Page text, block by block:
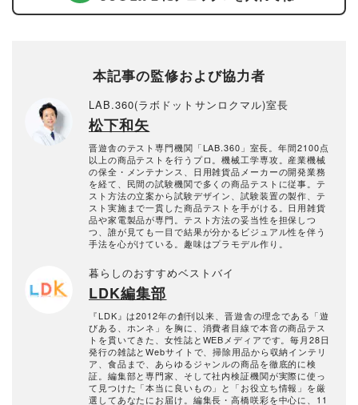
本記事の監修および協力者
LAB.360(ラボドットサンロクマル)室長
松下和矢
晋遊舎のテスト専門機関「LAB.360」室長。年間2100点
以上の商品テストを行うプロ。機械工学専攻。産業機械
の保全・メンテナンス、日用雑貨品メーカーの開発業務
を経て、民間の試験機関で多くの商品テストに従事。テ
スト方法の立案から試験デザイン、試験装置の製作、テ
スト実施まで一貫した商品テストを手がける。日用雑貨
品や家電製品が専門。テスト方法の妥当性を担保しつ
つ、誰が見ても一目で結果が分かるビジュアル性を伴う
手法を心がけている。趣味はプラモデル作り。
暮らしのおすすめベストバイ
LDK編集部
『LDK』は2012年の創刊以来、晋遊舎の理念である「遊
びある、ホンネ」を胸に、消費者目線で本音の商品テス
トを貫いてきた、女性誌とWEBメディアです。毎月28日
発行の雑誌とWebサイトで、掃除用品から収納インテリ
ア、食品まで、あらゆるジャンルの商品を徹底的に検
証。編集部と専門家、そして社内検証機関が実際に使っ
て見つけた「本当に良いもの」と「お役立ち情報」を厳
選してあなたにお届け。編集長・高橋咲彩を中心に、11